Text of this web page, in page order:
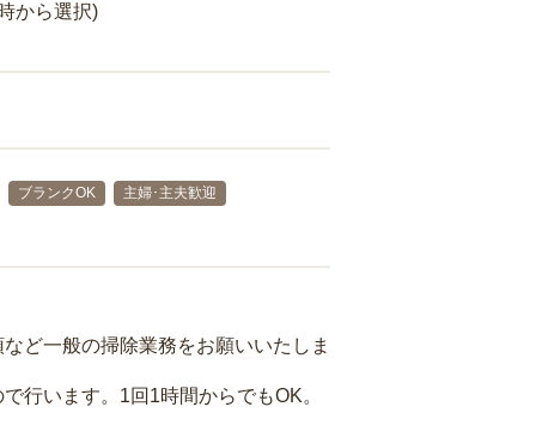
から選択)
ブランクOK
主婦･主夫歓迎
ど一般の掃除業務をお願いいたしま
行います。1回1時間からでもOK。